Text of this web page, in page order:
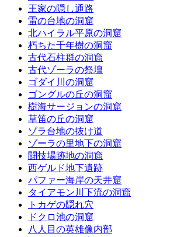
王家の隠し通路
雷の台地の洞窟
北ハイラル平原の洞窟
朽ちた千年樹の洞窟
古代石柱群の洞窟
古代ゾーラの祭壇
ゴダイ川の洞窟
ゴングルの丘の洞窟
樹海サージョンの洞窟
草笛の丘の洞窟
ゾラ台地の抜け道
ゾーラの里地下の洞窟
闘技場跡地の洞窟
西ゲルド地下遺跡
パファー海岸の天井窟
タイアモン川下流の洞窟
トカゲの隠れ穴
ドクロ池の洞窟
八人目の英雄像内部